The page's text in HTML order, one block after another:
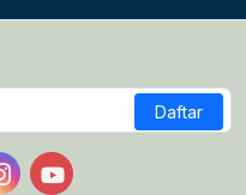
Daftar
Facebook
us on X
Follow us on Instagram
Follow us on